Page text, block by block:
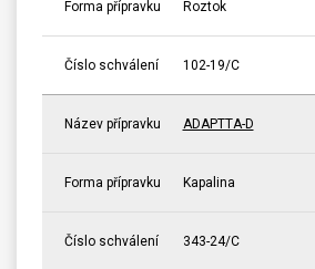
Forma přípravku Roztok
Číslo schválení 102-19/C
Název přípravku ADAPTTA-D
Forma přípravku Kapalina
Číslo schválení 343-24/C